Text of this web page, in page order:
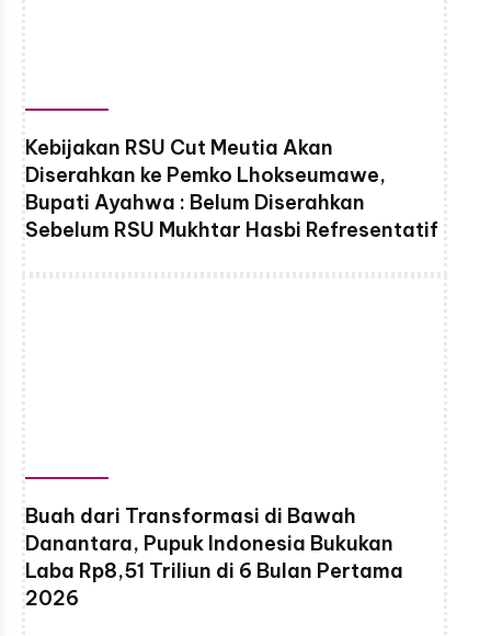
Kebijakan RSU Cut Meutia Akan
Diserahkan ke Pemko Lhokseumawe,
Bupati Ayahwa : Belum Diserahkan
Sebelum RSU Mukhtar Hasbi Refresentatif
Buah dari Transformasi di Bawah
Danantara, Pupuk Indonesia Bukukan
Laba Rp8,51 Triliun di 6 Bulan Pertama
2026